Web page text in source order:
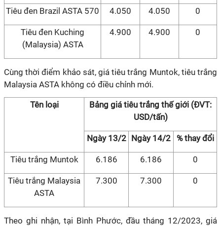
Tiêu đen Brazil ASTA 570 4.050 4.050 0
Tiêu đen Kuching
(Malaysia) ASTA
4.900 4.900 0
Cùng thời điểm khảo sát, giá tiêu trắng Muntok, tiêu trắng
Malaysia ASTA không có điều chỉnh mới.
Tên loại
Bảng giá tiêu trắng thế giới (ĐVT:
USD/tấn)
Ngày 13/2 Ngày 14/2 % thay đổi
Tiêu trắng Muntok 6.186 6.186 0
Tiêu trắng Malaysia
ASTA
7.300 7.300 0
Theo ghi nhận, tại Bình Phước, đầu tháng 12/2023, giá